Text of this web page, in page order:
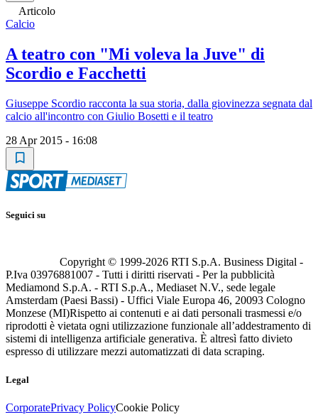
Articolo
Calcio
A teatro con "Mi voleva la Juve" di
Scordio e Facchetti
Giuseppe Scordio racconta la sua storia, dalla giovinezza segnata dal
calcio all'incontro con Giulio Bosetti e il teatro
28 Apr 2015 - 16:08
Seguici su
Copyright © 1999-2026 RTI S.p.A. Business Digital -
P.Iva 03976881007 - Tutti i diritti riservati - Per la pubblicità
Mediamond S.p.A. - RTI S.p.A., Mediaset N.V., sede legale
Amsterdam (Paesi Bassi) - Uffici Viale Europa 46, 20093 Cologno
Monzese (MI)Rispetto ai contenuti e ai dati personali trasmessi e/o
riprodotti è vietata ogni utilizzazione funzionale all’addestramento di
sistemi di intelligenza artificiale generativa. È altresì fatto divieto
espresso di utilizzare mezzi automatizzati di data scraping.
Legal
CorporatePrivacy PolicyCookie Policy